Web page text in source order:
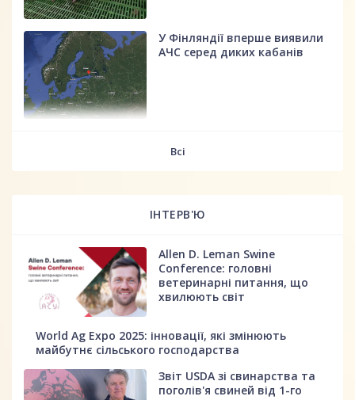
У Фінляндії вперше виявили
АЧС серед диких кабанів
Всі
ІНТЕРВ'Ю
Allen D. Leman Swine
Conference: головні
ветеринарні питання, що
хвилюють світ
World Ag Expo 2025: інновації, які змінюють
майбутнє сільського господарства
Звіт USDA зі свинарства та
поголів'я свиней від 1-го